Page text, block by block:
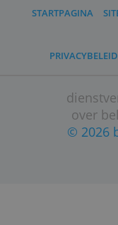
rendement.